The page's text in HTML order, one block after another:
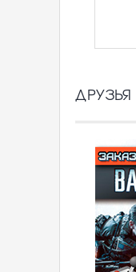
ДРУЗЬЯ